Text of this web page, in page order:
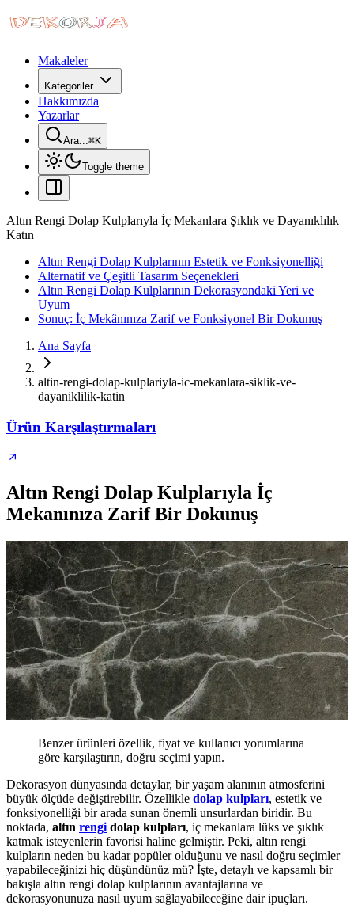
Makaleler
Kategoriler
Hakkımızda
Yazarlar
Ara...⌘K
Toggle theme
Altın Rengi Dolap Kulplarıyla İç Mekanlara Şıklık ve Dayanıklılık
Katın
Altın Rengi Dolap Kulplarının Estetik ve Fonksiyonelliği
Alternatif ve Çeşitli Tasarım Seçenekleri
Altın Rengi Dolap Kulplarının Dekorasyondaki Yeri ve
Uyum
Sonuç: İç Mekânınıza Zarif ve Fonksiyonel Bir Dokunuş
Ana Sayfa
altin-rengi-dolap-kulplariyla-ic-mekanlara-siklik-ve-
dayaniklilik-katin
Ürün Karşılaştırmaları
Altın Rengi Dolap Kulplarıyla İç
Mekanınıza Zarif Bir Dokunuş
Benzer ürünleri özellik, fiyat ve kullanıcı yorumlarına
göre karşılaştırın, doğru seçimi yapın.
Dekorasyon dünyasında detaylar, bir yaşam alanının atmosferini
büyük ölçüde değiştirebilir. Özellikle dolap kulpları, estetik ve
fonksiyonelliği bir arada sunan önemli unsurlardan biridir. Bu
noktada, altın rengi dolap kulpları, iç mekanlara lüks ve şıklık
katmak isteyenlerin favorisi haline gelmiştir. Peki, altın rengi
kulpların neden bu kadar popüler olduğunu ve nasıl doğru seçimler
yapabileceğinizi hiç düşündünüz mü? İşte, detaylı ve kapsamlı bir
bakışla altın rengi dolap kulplarının avantajlarına ve
dekorasyonunuza nasıl uyum sağlayabileceğine dair ipuçları.